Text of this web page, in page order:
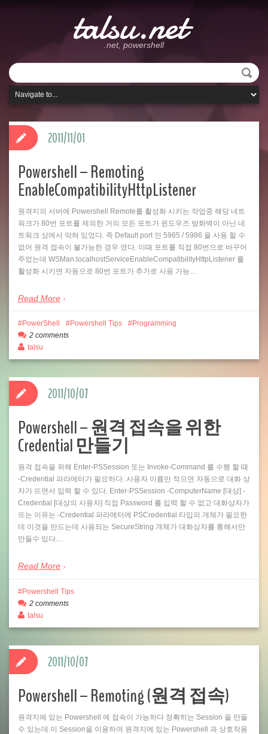
talsu.net
.net, powershell
Powershell – Remoting
EnableCompatibilityHttpListener
원격지의 서버에 Powershell Remote를 활성화 시키는 작업중 해당 네트
워크가 80번 포트를 제외한 거의 모든 포트가 윈도우즈 방화벽이 아닌 네
트워크 상에서 막혀 있었다. 즉 Default port 인 5985 / 5986 을 사용 할 수
없어 원격 접속이 불가능한 경우 였다. 이때 포트를 직접 80번으로 바꾸어
주었는데 WSMan:localhostServiceEnableCompatibilityHttpListener 를
활성화 시키면 자동으로 80번 포트가 추가로 사용 가능…
Read More
2011/11/01
PowerShell Powershell Tips
Programming
2 comments
talsu
Powershell – 원격 접속을 위한
Credential 만들기
원격 접속을 위해 Enter-PSSession 또는 Invoke-Command 를 수행 할 때
-Credential 파라메터가 필요하다. 사용자 이름만 적으면 자동으로 대화 상
자가 뜨면서 입력 할 수 있다. Enter-PSSession -ComputerName [대상] -
Credential [대상의 사용자] 직접 Password 를 입력 할 수 없고 대화상자가
뜨는 이유는 -Credential 파라메터에 PSCredential 타입의 개체가 필요한
데 이것을 만드는데 사용되는 SecureString 개체가 대화상자를 통해서만
만들수 있다…
Read More
2011/10/07
Powershell Tips
2 comments
talsu
Powershell – Remoting (원격 접속)
원격지에 있는 Powershell 에 접속이 가능하다 정확히는 Session 을 만들
수 있는데 이 Session을 이용하여 원격지에 있는 Powershell 과 상호작용
2011/10/07